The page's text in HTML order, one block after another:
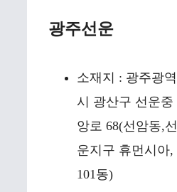
광주선운
소재지 : 광주광역
시 광산구 선운중
앙로 68(선암동,선
운지구 휴먼시아,
101동)